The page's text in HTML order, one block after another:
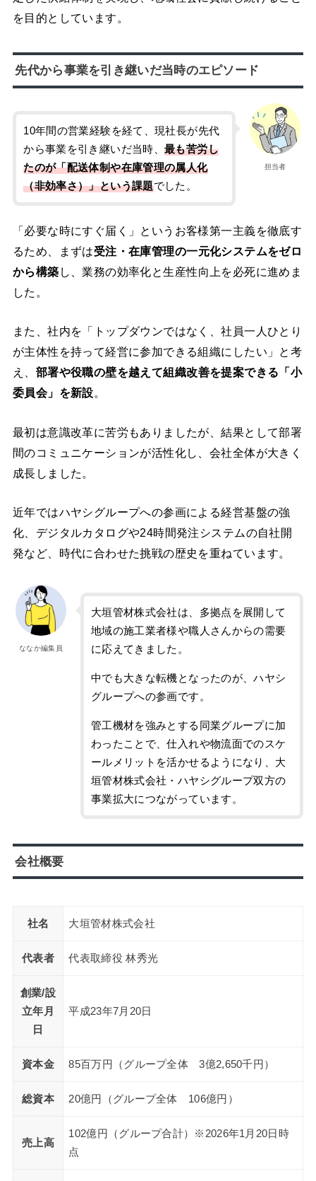
を目的としています。
先代から事業を引き継いだ当時のエピソード
担当者
10年間の営業経験を経て、現社長が先代
から事業を引き継いだ当時、最も苦労し
たのが「配送体制や在庫管理の属人化
（非効率さ）」という課題でした。
「必要な時にすぐ届く」というお客様第一主義を徹底す
るため、まずは受注・在庫管理の一元化システムをゼロ
から構築 し、業務の効率化と生産性向上を必死に進めま
した。
また、社内を「トップダウンではなく、社員一人ひとり
が主体性を持って経営に参加できる組織にしたい」と考
え、 部署や役職の壁を越えて組織改善を提案できる「小
委員会」を新設。
最初は意識改革に苦労もありましたが、結果として部署
間のコミュニケーションが活性化し、会社全体が大きく
成長しました。
近年ではハヤシグループへの参画による経営基盤の強
化、デジタルカタログや24時間発注システムの自社開
発など、時代に合わせた挑戦の歴史を重ねています。
ななか編集員
大垣管材株式会社は、多拠点を展開して
地域の施工業者様や職人さんからの需要
に応えてきました。
中でも大きな転機となったのが、ハヤシ
グループへの参画です。
管工機材を強みとする同業グループに加
わったことで、仕入れや物流面でのスケ
ールメリットを活かせるようになり、大
垣管材株式会社・ハヤシグループ双方の
事業拡大につながっています。
会社概要
社名 大垣管材株式会社
代表者 代表取締役 林秀光
創業/設
立年月
日
平成23年7月20日
資本金 85百万円（グループ全体 3億2,650千円）
総資本 20億円（グループ全体 106億円）
売上高
102億円（グループ合計）※2026年1月20日時
点